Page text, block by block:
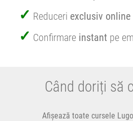
Reduceri exclusiv online
Confirmare instant pe
Când doriți să
Afișează toate cursele